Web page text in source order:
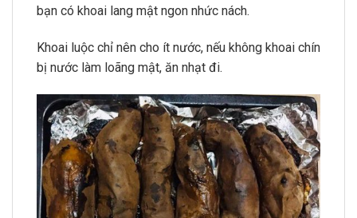
bạn có khoai lang mật ngon nhức nách.
Khoai luộc chỉ nên cho ít nước, nếu không khoai chín
bị nước làm loãng mật, ăn nhạt đi.